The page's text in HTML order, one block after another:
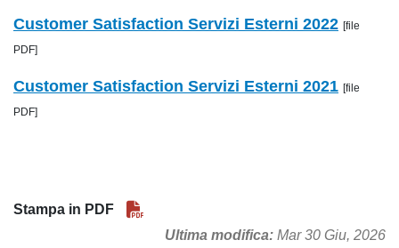
Customer Satisfaction Servizi Esterni 2022 [file
PDF]
Customer Satisfaction Servizi Esterni 2021 [file
PDF]
Stampa in PDF
Ultima modifica Mar 30 Giu, 2026